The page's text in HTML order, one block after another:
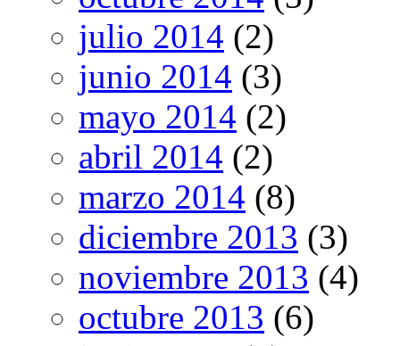
julio 2014 (2)
junio 2014 (3)
mayo 2014 (2)
abril 2014 (2)
marzo 2014 (8)
diciembre 2013 (3)
noviembre 2013 (4)
octubre 2013 (6)